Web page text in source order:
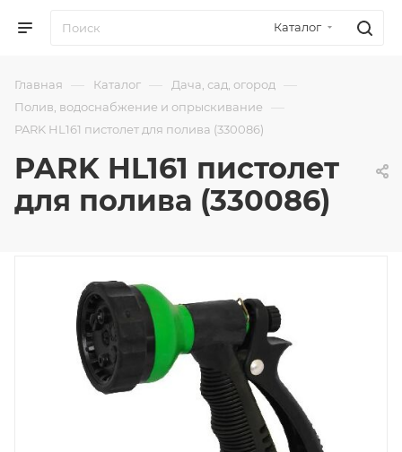
Каталог
Главная — Каталог — Дача, сад, огород —
Полив, водоснабжение и опрыскивание —
PARK HL161 пистолет для полива (330086)
PARK HL161 пистолет
для полива (330086)